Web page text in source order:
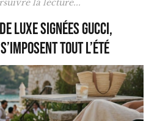
luxe signées Gucci,
tout l’été